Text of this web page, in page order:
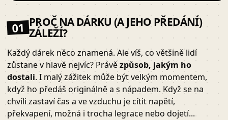
01 PROČ NA DÁRKU (A JEHO PŘEDÁNÍ)
ZÁLEŽÍ?
Každý dárek něco znamená. Ale víš, co většině lidí
zůstane v hlavě nejvíc? Právězpůsob, jakým ho
dostali. I malý zážitek může být velkým momentem,
když ho předáš originálně a s nápadem. Když se na
chvíli zastaví čas a ve vzduchu je cítit napětí,
překvapení, možná i trocha legrace nebo dojetí...